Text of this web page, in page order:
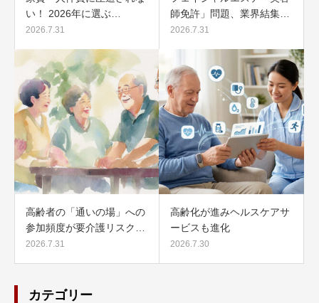
い！ 2026年に選ぶ…
2026.7.31
師免許」問題、業界結集…
2026.7.31
高齢者の「通いの場」への
参加頻度が要介護リスク…
2026.7.31
高齢化が進みヘルスケアサ
ービスも進化
2026.7.30
カテゴリー